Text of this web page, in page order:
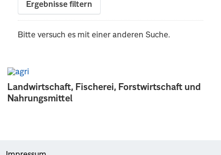
Landwirtschaft, Fischerei, Forstwirtschaft und
Nahrungsmittel
Ergebnisse filtern
Bitte versuch es mit einer anderen Suche.